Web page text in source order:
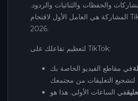
والحفظات والثنائيات والردود.
المشاركة هي العامل الأول لاقتحام TikTok في عام
2026.
لتعظيم تفاعلك على TikTok:
في مقاطع الفيديو الخاصة بك
لتشجيع التعليقات من مجتمعك
في الساعات الأولى. هذا هو